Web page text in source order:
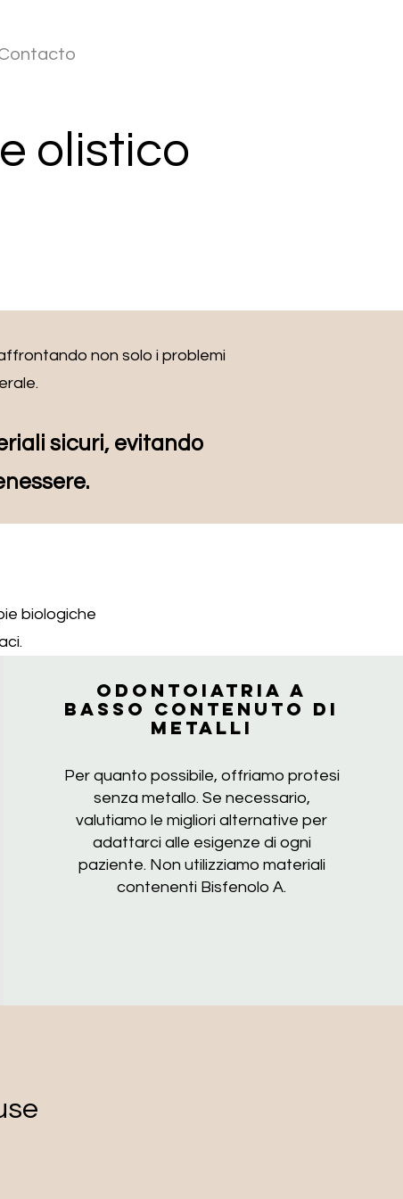
olistico
non solo i problemi
sicuri, evitando
biologiche
Odontoiatria a
basso contenuto di
metalli
Per quanto possibile, offriamo protesi
senza metallo. Se necessario,
valutiamo le migliori alternative per
adattarci alle esigenze di ogni
paziente. Non utilizziamo materiali
contenenti Bisfenolo A.